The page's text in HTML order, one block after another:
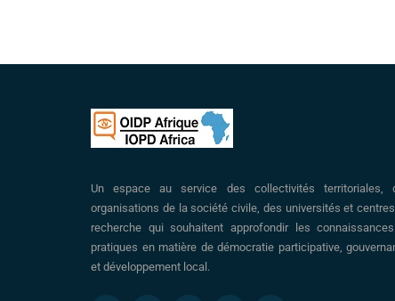
Un espace au service des collectivités territoriales,
organisations de la société civile, des universités et
recherche qui souhaitent approfondir les
pratiques en matière de démocratie participative,
et développement local.